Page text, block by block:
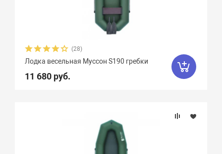
Длина кокпита, см
Диаметр баллона, см
(28)
Лодка весельная Муссон S190 гребки
11 680 руб.